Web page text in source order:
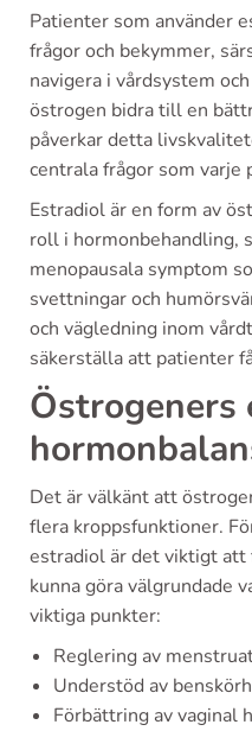
Patienter som använder
frågor och bekymmer,
navigera i vårdsystem
östrogen bidra till en
påverkar detta
centrala frågor som varje
Estradiol är en form av
roll i hormonbehandling,
menopausala symptom
svettningar och
och vägledning inom
säkerställa att patienter
Östrogeners
Det är välkänt att
flera kroppsfunktioner.
estradiol är det viktigt
kunna göra välgrundade
viktiga punkter:
Reglering av
Understöd av
Förbättring av vaginal